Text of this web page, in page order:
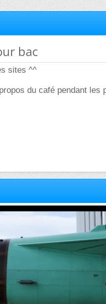
bac
sites ^^
du café pendant les